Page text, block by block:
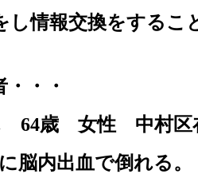
し情報交換をするこ
・・
64歳 女性 中村区
脳内出血で倒れる。